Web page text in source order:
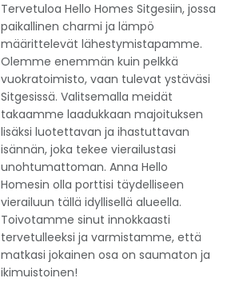
Tervetuloa Hello Homes Sitgesiin, jossa
paikallinen charmi ja lämpö
määrittelevät lähestymistapamme.
Olemme enemmän kuin pelkkä
vuokratoimisto, vaan tulevat ystäväsi
Sitgesissä. Valitsemalla meidät
takaamme laadukkaan majoituksen
lisäksi luotettavan ja ihastuttavan
isännän, joka tekee vierailustasi
unohtumattoman. Anna Hello
Homesin olla porttisi täydelliseen
vierailuun tällä idyllisellä alueella.
Toivotamme sinut innokkaasti
tervetulleeksi ja varmistamme, että
matkasi jokainen osa on saumaton ja
ikimuistoinen!